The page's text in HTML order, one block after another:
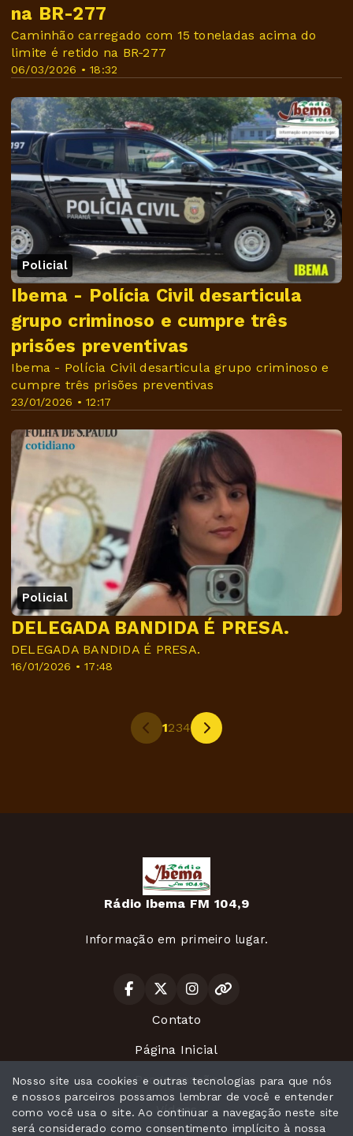
06/03/2026 • 18:32
na BR-277
Caminhão carregado com 15 toneladas acima do
limite é retido na BR-277
Policial
23/01/2026 • 12:17
Ibema - Polícia Civil desarticula
grupo criminoso e cumpre três
prisões preventivas
Ibema - Polícia Civil desarticula grupo criminoso e
cumpre três prisões preventivas
Policial
16/01/2026 • 17:48
DELEGADA BANDIDA É PRESA.
DELEGADA BANDIDA É PRESA.
1234
Rádio Ibema FM 104,9
Informação em primeiro lugar.
Contato
Página Inicial
Programação
Vídeos
Nosso site usa cookies e outras tecnologias para que nós
e nossos parceiros possamos lembrar de você e entender
como você usa o site. Ao continuar a navegação neste site
será considerado como consentimento implícito à nossa